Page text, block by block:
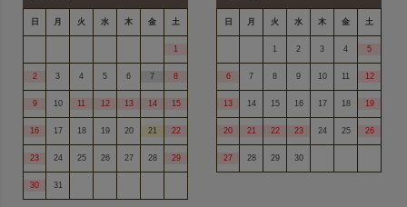
日 月 火 水 木 金 土
1
2 3 4 5 6 7 8
9 10 11 12 13 14 15
16 17 18 19 20 21 22
23 24 25 26 27 28 29
30 31
日 月 火 水 木 金 土
1 2 3 4 5
6 7 8 9 10 11 12
13 14 15 16 17 18 19
20 21 22 23 24 25 26
27 28 29 30